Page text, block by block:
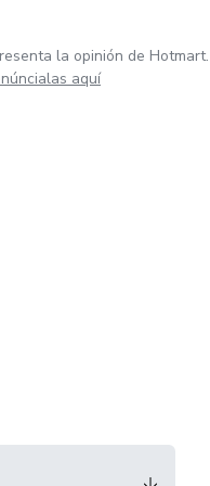
la opinión de Hotmart.
aquí